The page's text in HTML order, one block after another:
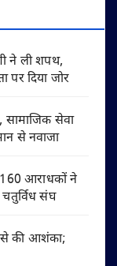
ने ली शपथ,
पर दिया जोर
सामाजिक सेवा
से नवाजा
160 आराधकों ने
संघ
की आशंका;